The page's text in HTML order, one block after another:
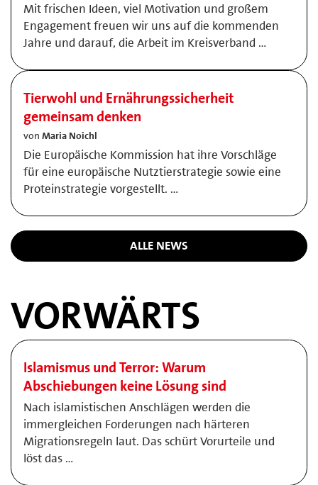
Mit frischen Ideen, viel Motivation und großem
Engagement freuen wir uns auf die kommenden
Jahre und darauf, die Arbeit im Kreisverband …
Tierwohl und Ernährungssicherheit
gemeinsam denken
von Maria Noichl
Die Europäische Kommission hat ihre Vorschläge
für eine europäische Nutztierstrategie sowie eine
Proteinstrategie vorgestellt. …
ALLE NEWS
VORWÄRTS
Islamismus und Terror: Warum
Abschiebungen keine Lösung sind
Nach islamistischen Anschlägen werden die
immergleichen Forderungen nach härteren
Migrationsregeln laut. Das schürt Vorurteile und
löst das …